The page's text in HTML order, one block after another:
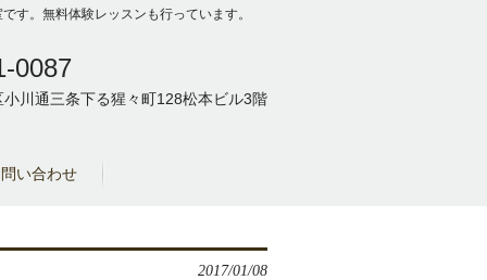
す。無料体験レッスンも行っています。
0087
川通三条下る猩々町128松本ビル3階
い合わせ
2017/01/08